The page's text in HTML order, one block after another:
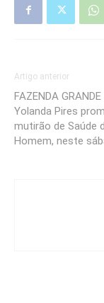
Artigo anterior
FAZENDA
Yolanda Pires
mutirão de Saúde
Homem, neste